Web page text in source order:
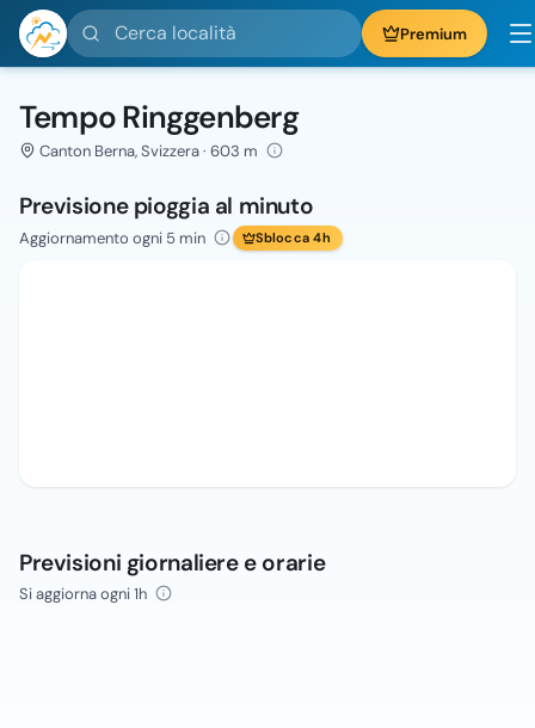
Cerca località Premium
Tempo Ringgenberg
Canton Berna, Svizzera · 603 m
Previsione pioggia al minuto
Aggiornamento ogni 5 min Sblocca 4h
Previsioni giornaliere e orarie
Si aggiorna ogni 1h